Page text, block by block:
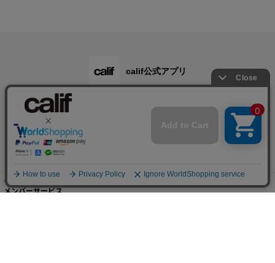
ご利用ガイド
メンバーサービス
calif公式アプリ